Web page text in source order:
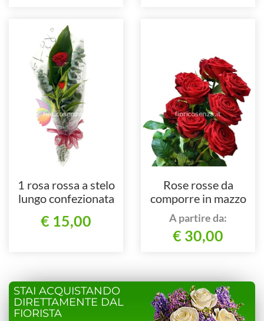
1 rosa rossa a stelo
lungo confezionata
€ 15,00
Rose rosse da
comporre in mazzo
per numero di steli
A partire da:
€ 30,00
STAI ACQUISTANDO
DIRETTAMENTE DAL
FIORISTA